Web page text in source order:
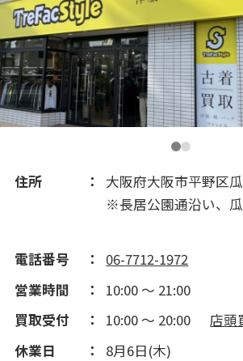
住所
大阪府大阪市平野区
※長居公園通沿い、
電話番号
06-7712-1972
営業時間
10:00 ～ 21:00
買取受付
10:00 ～ 20:00
店頭
休業日
8月6日(木)